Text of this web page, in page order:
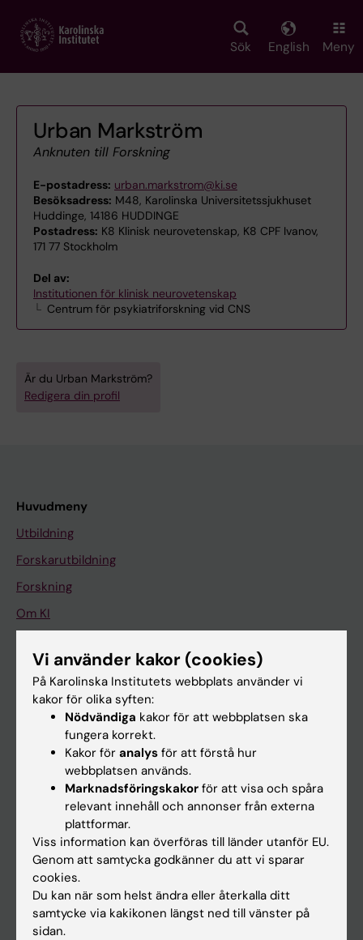
main
Sök English Meny
Urban Markström
Anknuten till Forskning
E-postadress: urban.markstrom@ki.se
Besöksadress: M48, Karolinska Universitetssjukhuset
Huddinge, 14186 HUDDINGE
Postadress: K8 Klinisk neurovetenskap, K8 CPF Ivanov,
171 77 Stockholm
Del av:
Institutionen för klinisk neurovetenskap
Centrum för psykiatriforskning vid CNS
Är du Urban Markström?
Redigera din profil
Huvudmeny
Utbildning
Forskarutbildning
Forskning
Om KI
På gång
Nyheter
Kalender
Schema
Studentmejlen
Kurs- och programwebbar
Student på KI
Vi använder kakor (cookies)
På Karolinska Institutets webbplats använder vi
kakor för olika syften:
Nödvändiga kakor för att webbplatsen ska
fungera korrekt.
Kakor för analys för att förstå hur
webbplatsen används.
Marknadsföringskakor för att visa och spåra
relevant innehåll och annonser från externa
plattformar.
Viss information kan överföras till länder utanför EU.
Genom att samtycka godkänner du att vi sparar
cookies.
Du kan när som helst ändra eller återkalla ditt
samtycke via kakikonen längst ned till vänster på
sidan.